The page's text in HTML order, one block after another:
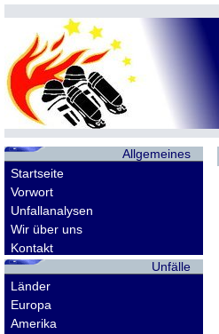
Allgemeines
Startseite
Vorwort
Unfallanalysen
Wir über uns
Kontakt
Unfälle
Länder
Europa
Amerika